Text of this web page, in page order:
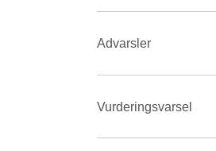
Advarsler
Vurderings­varsel